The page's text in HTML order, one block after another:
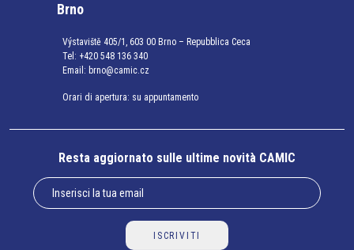
Brno
Výstaviště 405/1, 603 00 Brno – Repubblica Ceca
Tel: +420 548 136 340
Email: brno@camic.cz
Orari di apertura: su appuntamento
Resta aggiornato sulle ultime novità CAMIC
ISCRIVITI